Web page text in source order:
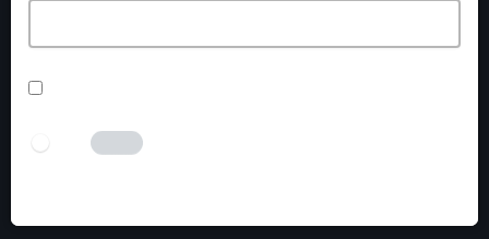
I AM HUMAN